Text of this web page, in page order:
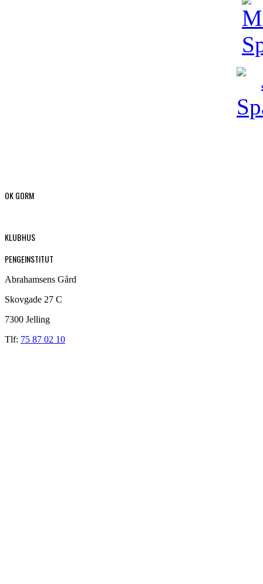
OK GORM
KLUBHUS
PENGEINSTITUT
Abrahamsens Gård
Skovgade 27 C
7300 Jelling
Tlf: 75 87 02 10